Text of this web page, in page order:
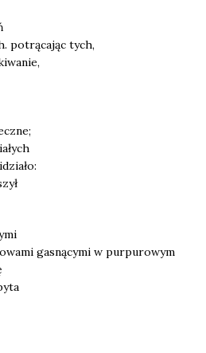
potrą­ca­jąc tych,
gasną­cy­mi w pur­pu­ro­wym